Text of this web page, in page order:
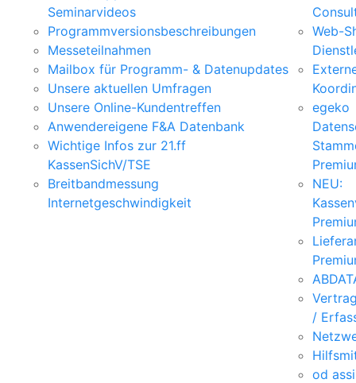
Seminarvideos
Programmversionsbeschreibungen
Messeteilnahmen
Mailbox für Programm- & Datenupdates
Unsere aktuellen Umfragen
Unsere Online-Kundentreffen
Anwendereigene F&A Datenbank
Wichtige Infos zur 21.ff
KassenSichV/TSE
Breitbandmessung
Internetgeschwindigkeit
Web-
egeko
NEU:
/
od